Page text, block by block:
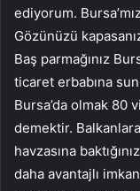
ediyorum.
Gözünüzü
Baş parmağınız
ticaret erbabına
Bursa’da olmak 80
demektir.
havzasına
daha avantajlı